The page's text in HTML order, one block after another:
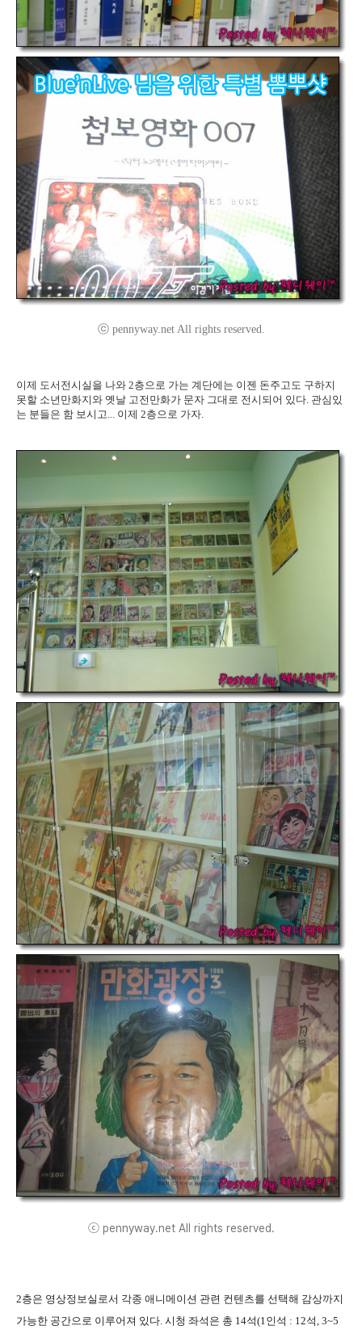
ⓒ pennyway.net All rights reserved.
이제 도서전시실을 나와 2층으로 가는 계단에는 이젠 돈주고도 구하지
못할 소년만화지와 옛날 고전만화가 문자 그대로 전시되어 있다. 관심있
는 분들은 함 보시고... 이제 2층으로 가자.
ⓒ pennyway.net All rights reserved.
2층은 영상정보실로서 각종 애니메이션 관련 컨텐츠를 선택해 감상까지
가능한 공간으로 이루어져 있다. 시청 좌석은 총 14석(1인석 : 12석, 3~5